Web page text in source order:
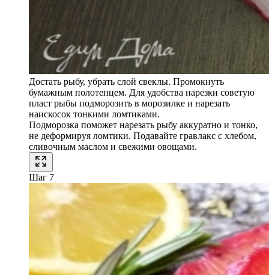
Достать рыбу, убрать слой свеклы. Промокнуть
бумажным полотенцем. Для удобства нарезки советую
пласт рыбы подморозить в морозилке и нарезать
наискосок тонкими ломтиками.
Подморозка поможет нарезать рыбу аккуратно и тонко,
не деформируя ломтики. Подавайте гравлакс с хлебом,
сливочным маслом и свежими овощами.
Шаг 7